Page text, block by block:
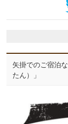
矢掛でのご宿泊
たん）」